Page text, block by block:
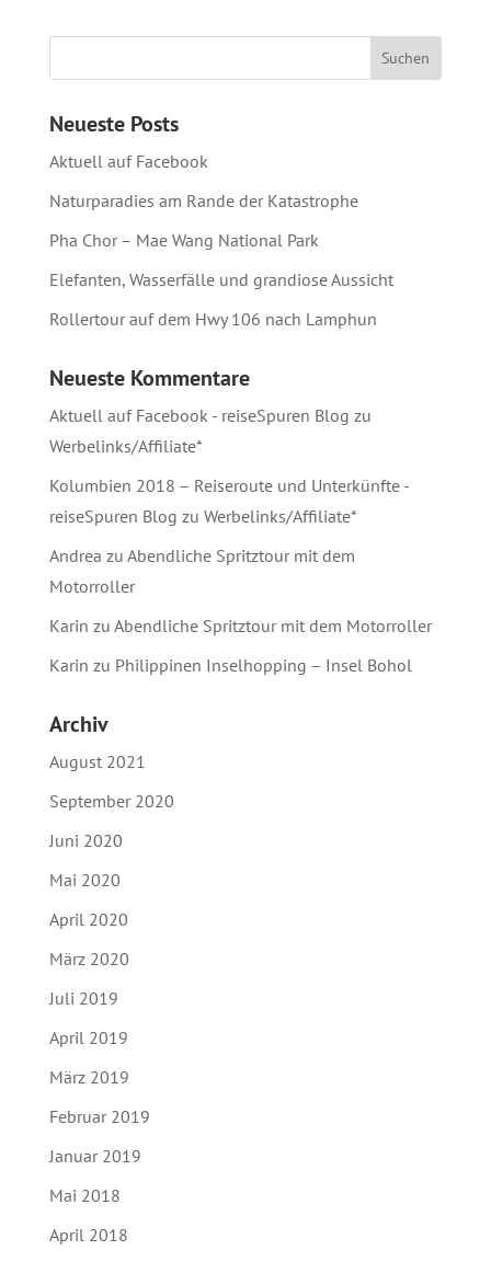
Neueste Posts
Aktuell auf Facebook
Naturparadies am Rande der Katastrophe
Pha Chor – Mae Wang National Park
Elefanten, Wasserfälle und grandiose Aussicht
Rollertour auf dem Hwy 106 nach Lamphun
Neueste Kommentare
Aktuell auf Facebook - reiseSpuren Blog zu
Werbelinks/Affiliate*
Kolumbien 2018 – Reiseroute und Unterkünfte -
reiseSpuren Blog zu Werbelinks/Affiliate*
Andrea zu Abendliche Spritztour mit dem
Motorroller
Karin zu Abendliche Spritztour mit dem Motorroller
Karin zu Philippinen Inselhopping – Insel Bohol
Archiv
August 2021
September 2020
Juni 2020
Mai 2020
April 2020
März 2020
Juli 2019
April 2019
März 2019
Februar 2019
Januar 2019
Mai 2018
April 2018